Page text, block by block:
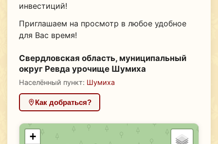
инвестиций!
Приглашаем на просмотр в любое удобное
для Вас время!
Свердловская область, муниципальный
округ Ревда урочище Шумиха
Населённый пункт: Шумиха
Как добраться?
+